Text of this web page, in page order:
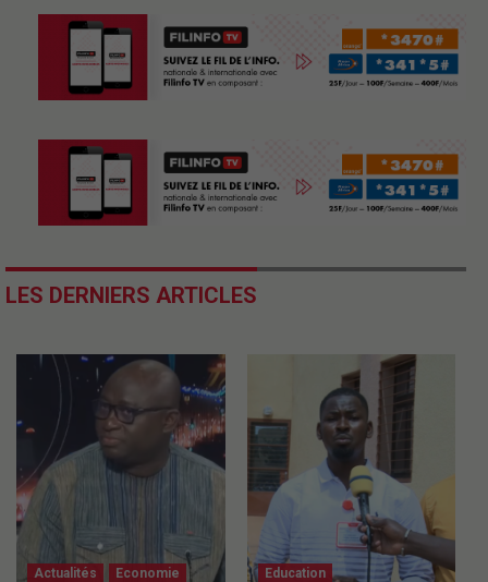
LES DERNIERS ARTICLES
Actualités Economie Education